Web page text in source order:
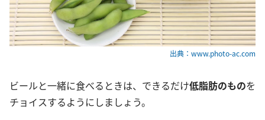
出典：www.photo-ac.com
ビールと一緒に食べるときは、できるだけ低脂肪のものを
チョイスするようにしましょう。